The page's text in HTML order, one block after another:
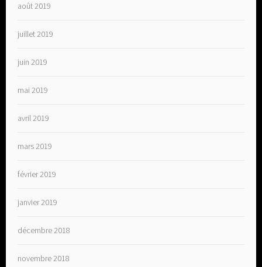
août 2019
juillet 2019
juin 2019
mai 2019
avril 2019
mars 2019
février 2019
janvier 2019
décembre 2018
novembre 2018